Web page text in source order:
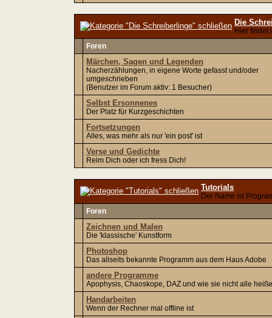
Die
Hier findet
Foren
Märchen, Sagen und Legenden
Nacherzählungen, in eigene Worte gefasst und/oder
umgeschrieben
(Benutzer im Forum aktiv: 1 Besucher)
Selbst Ersonnenes
Der Platz für Kurzgeschichten
Fortsetzungen
Alles, was mehr als nur 'ein post' ist
Verse und Gedichte
Reim Dich oder ich fress Dich!
Tutorials
Der Name ist
Foren
Zeichnen und Malen
Die 'klassische' Kunstform
Photoshop
Das allseits bekannte Programm aus dem Haus Adobe
andere Programme
Apophysis, Chaoskope, DAZ und wie sie nicht alle
Handarbeiten
Wenn der Rechner mal offline ist